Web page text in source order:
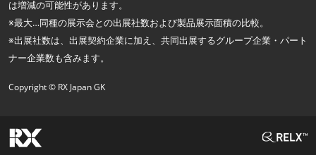
は増減の可能性があります。
※最大…同種の展示会との出展社数および製品展示面積の比較。
※出展社数は、出展契約企業に加え、共同出展するグループ企業・パート
ナー企業数も含みます。
Copyright © RX Japan GK